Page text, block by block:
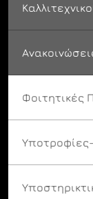
Φοιτητικές